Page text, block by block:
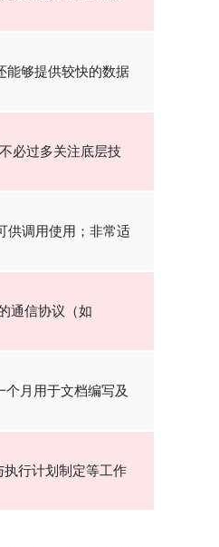
能够提供较快的数据
必过多关注底层技
供调用使用；非常适
通信协议（如
月用于文档编写及
行计划制定等工作